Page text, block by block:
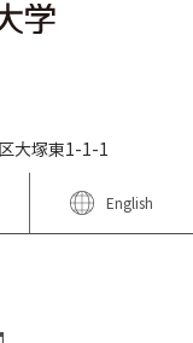
大塚東1-1-1
English